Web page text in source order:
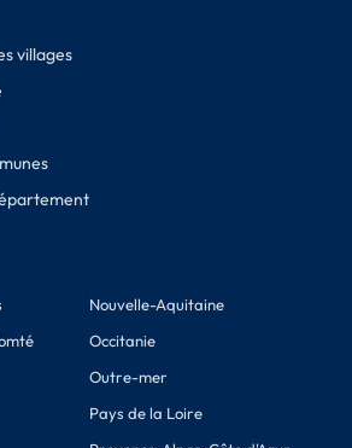
villages
Nouvelle-Aquitaine
Occitanie
Outre-mer
Pays de la Loire